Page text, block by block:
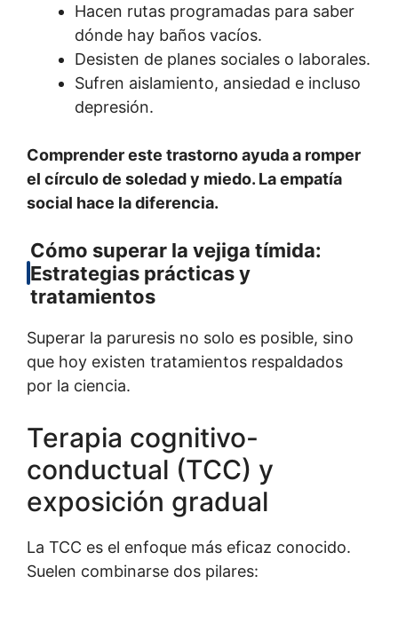
Hacen rutas programadas para saber
dónde hay baños vacíos.
Desisten de planes sociales o laborales.
Sufren aislamiento, ansiedad e incluso
depresión.
Comprender este trastorno ayuda a romper
el círculo de soledad y miedo. La empatía
social hace la diferencia.
Cómo superar la vejiga tímida:
Estrategias prácticas y
tratamientos
Superar la paruresis no solo es posible, sino
que hoy existen tratamientos respaldados
por la ciencia.
Terapia cognitivo-
conductual (TCC) y
exposición gradual
La TCC es el enfoque más eficaz conocido.
Suelen combinarse dos pilares: